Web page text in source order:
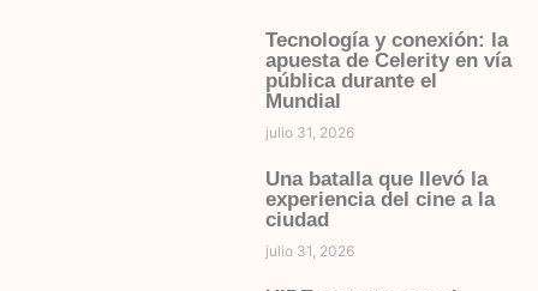
Tecnología y conexión: la
apuesta de Celerity en vía
pública durante el
Mundial
julio 31, 2026
Una batalla que llevó la
experiencia del cine a la
ciudad
julio 31, 2026